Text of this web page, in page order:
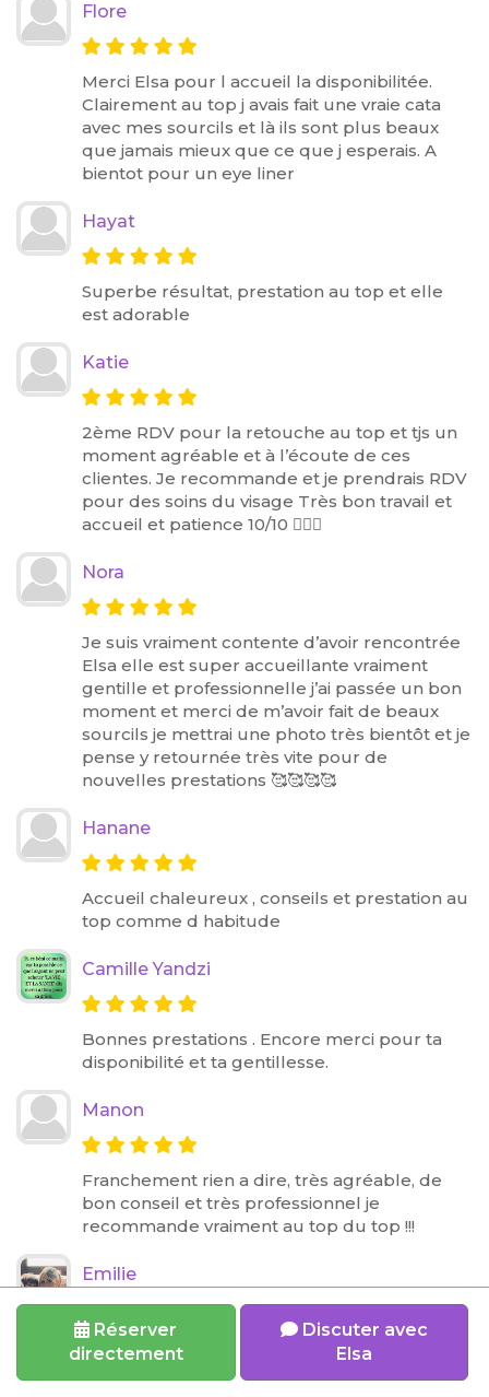
Réserver
directement
Discuter avec
Elsa
Flore
Merci Elsa pour l accueil la disponibilitée.
Clairement au top j avais fait une vraie cata
avec mes sourcils et là ils sont plus beaux
que jamais mieux que ce que j esperais. A
bientot pour un eye liner
Hayat
Superbe résultat, prestation au top et elle
est adorable
Katie
2ème RDV pour la retouche au top et tjs un
moment agréable et à l’écoute de ces
clientes. Je recommande et je prendrais RDV
pour des soins du visage Très bon travail et
accueil et patience 10/10 👌🏾😋
Nora
Je suis vraiment contente d’avoir rencontrée
Elsa elle est super accueillante vraiment
gentille et professionnelle j’ai passée un bon
moment et merci de m’avoir fait de beaux
sourcils je mettrai une photo très bientôt et je
pense y retournée très vite pour de
nouvelles prestations 🥰🥰🥰🥰
Hanane
Accueil chaleureux , conseils et prestation au
top comme d habitude
Camille Yandzi
Bonnes prestations . Encore merci pour ta
disponibilité et ta gentillesse.
Manon
Franchement rien a dire, très agréable, de
bon conseil et très professionnel je
recommande vraiment au top du top !!!
Emilie
Une pépite ! J’ai hésité plusieurs mois avant
de me lancer … je suis extrêmement